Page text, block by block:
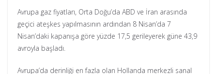
Avrupa gaz fiyatları, Orta Doğu’da ABD ve İran arasında
geçici ateşkes yapılmasının ardından 8 Nisan’da 7
Nisan’daki kapanışa göre yüzde 17,5 gerileyerek güne 43,9
avroyla başladı.
Avrupa’da derinliği en fazla olan Hollanda merkezli sanal